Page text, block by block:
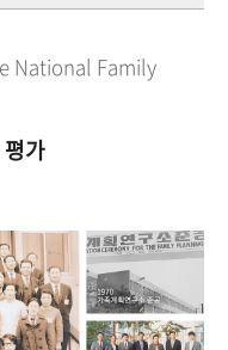
National Family
가